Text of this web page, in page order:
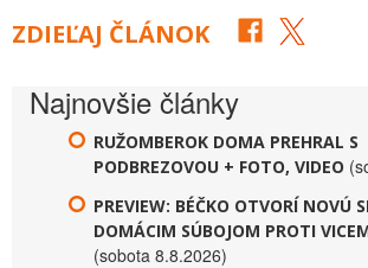
ZDIEĽAJ ČLÁNOK
Najnovšie články
RUŽOMBEROK DOMA PREHRAL S
PODBREZOVOU + FOTO, VIDEO
PREVIEW: BÉČKO OTVORÍ NOVÚ
DOMÁCIM SÚBOJOM PROTI
(sobota 8.8.2026)